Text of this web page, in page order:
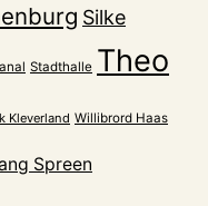
Silke
Stadthalle Theo
Kleverland Willibrord Haas
Spreen